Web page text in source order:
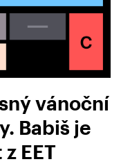
vánoční
Babiš je
EET